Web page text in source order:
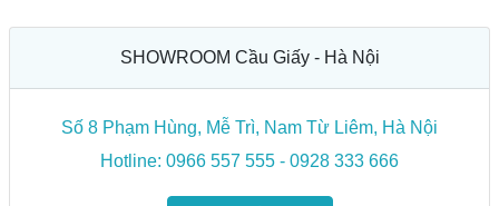
SHOWROOM Cầu Giấy - Hà Nội
Số 8 Phạm Hùng, Mễ Trì, Nam Từ Liêm, Hà Nội
Hotline: 0966 557 555 - 0928 333 666